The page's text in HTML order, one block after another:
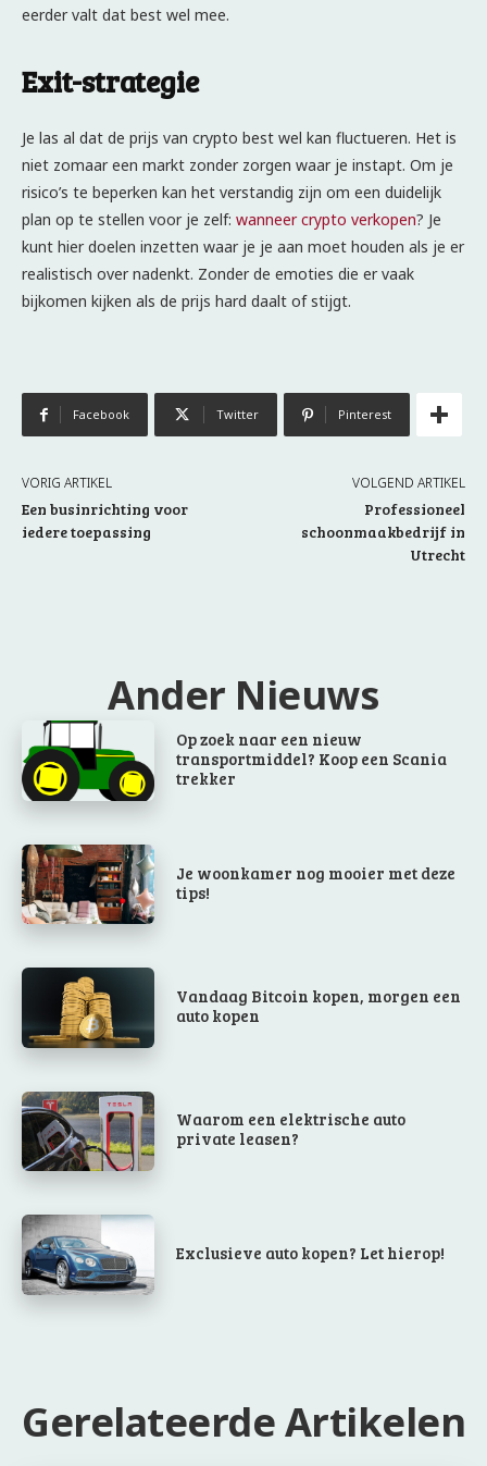
eerder valt dat best wel mee.
Exit-strategie
Je las al dat de prijs van crypto best wel kan fluctueren. Het is
niet zomaar een markt zonder zorgen waar je instapt. Om je
risico’s te beperken kan het verstandig zijn om een duidelijk
plan op te stellen voor je zelf: wanneer crypto verkopen? Je
kunt hier doelen inzetten waar je je aan moet houden als je er
realistisch over nadenkt. Zonder de emoties die er vaak
bijkomen kijken als de prijs hard daalt of stijgt.
Facebook Twitter Pinterest
VORIG ARTIKEL
Een businrichting voor
iedere toepassing
VOLGEND ARTIKEL
Professioneel
schoonmaakbedrijf in
Utrecht
Ander Nieuws
Op zoek naar een nieuw
transportmiddel? Koop een Scania
trekker
Je woonkamer nog mooier met deze
tips!
Vandaag Bitcoin kopen, morgen een
auto kopen
Waarom een elektrische auto
private leasen?
Exclusieve auto kopen? Let hierop!
Gerelateerde Artikelen